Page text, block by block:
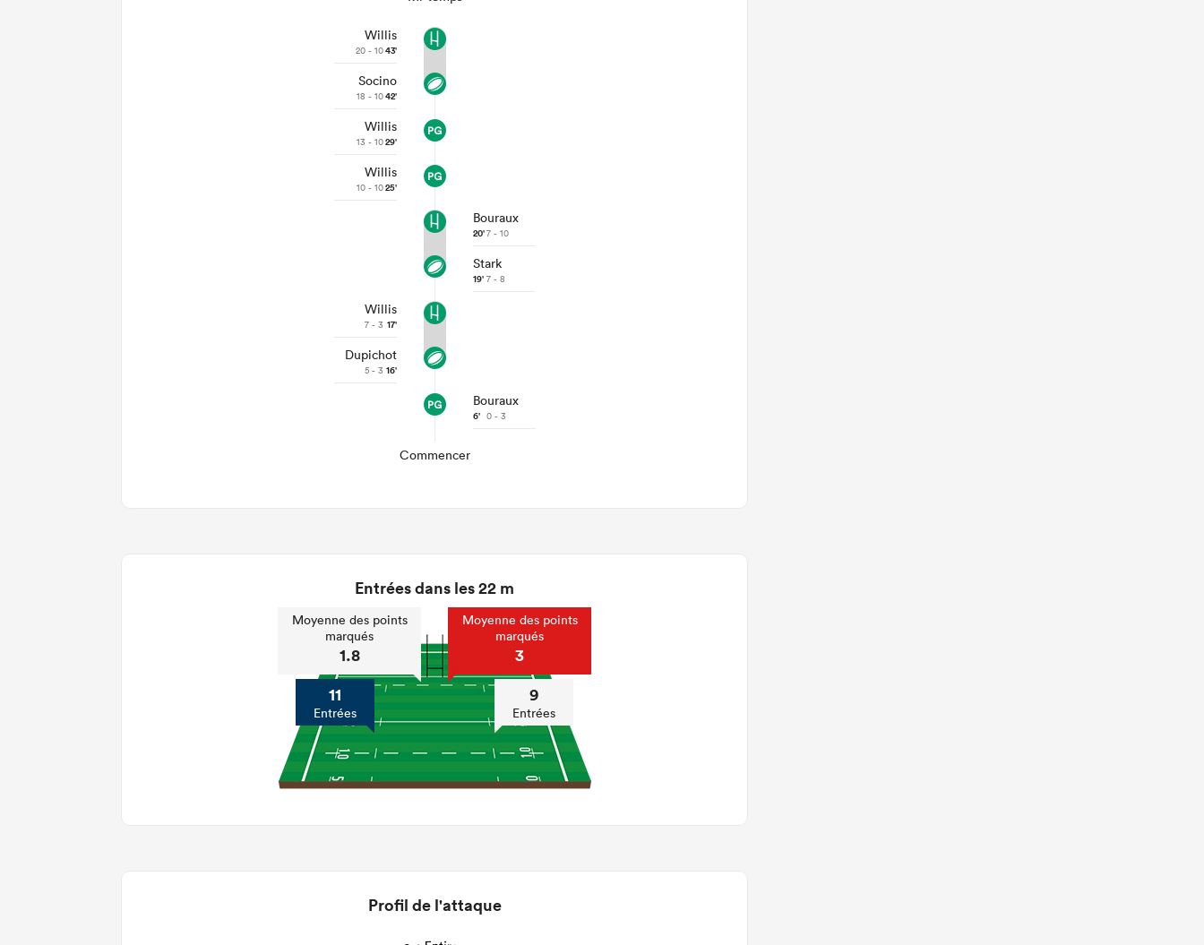
Willis
20 - 1043'
Socino
18 - 1042'
Willis
13 - 1029'
Willis
10 - 1025'
Bouraux
20'7 - 10
Stark
19' 7 - 8
Willis
7 - 3 17'
Dupichot
5 - 3 16'
Bouraux
6' 0 - 3
Commencer
Entrées dans les 22 m
Moyenne des points
marqués
1.8
11
Entrées
Moyenne des points
marqués
3
9
Entrées
Profil de l'attaque